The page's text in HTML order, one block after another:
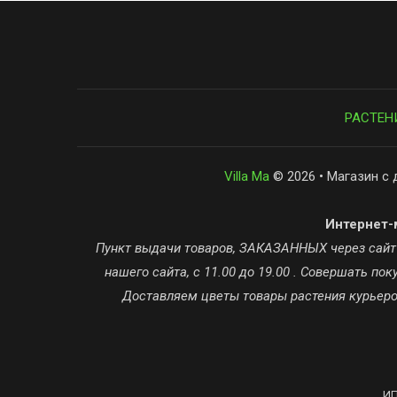
Villa Ma© 2026 • Магазин с
Интернет-
Пункт выдачи товаров, ЗАКАЗАННЫХ через сайт
нашего сайта, с 11.00 до 19.00 . Совершать
Доставляем цветы товары растения